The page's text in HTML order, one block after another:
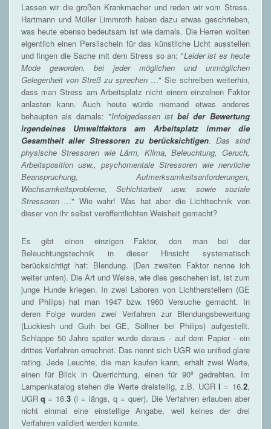
Lassen wir die großen Krankmacher und reden wir vom Stress.
Hartmann und Müller Limmroth haben dazu etwas geschrieben,
was heute ebenso bedeutsam ist wie damals. Die Herren wollten
eigentlich einen Persilschein für das künstliche Licht ausstellen
und fingen die Sache mit dem Stress so an: "Leider ist es heute
Mode geworden, bei jeder möglichen und unmöglichen
Gelegenheit von Streß zu sprechen…" Sie schreiben weiterhin,
dass man Stress am Arbeitsplatz nicht einem einzelnen Faktor
anlasten kann. Auch heute würde niemand etwas anderes
behaupten als damals: "Infolgedessen ist bei der Bewertung
irgendeines Umweltfaktors am Arbeitsplatz immer die
Gesamtheit aller Stressoren zu berücksichtigen. Das sind
physische Stressoren wie Lärm, Klima, Beleuchtung, Geruch,
Arbeitsposition usw., psychomentale Stressoren wie nervliche
Beanspruchung, Aufmerksamkeitsanforderungen,
Wachsamkeitsprobleme, Schichtarbeit usw. sowie soziale
Stressoren…" Wie wahr! Was hat aber die Lichttechnik von
dieser von ihr selbst veröffentlichten Weisheit gemacht?
Es gibt einen einzigen Faktor, den man bei der
Beleuchtungstechnik in dieser Hinsicht systematisch
berücksichtigt hat: Blendung. (Den zweiten Faktor nenne ich
weiter unten). Die Art und Weise, wie dies geschehen ist, ist zum
junge Hunde kriegen. In zwei Laboren von Lichtherstellern (GE
und Philips) hat man 1947 bzw. 1960 Versuche gemacht. In
deren Folge wurden zwei Verfahren zur Blendungsbewertung
(Luckiesh und Guth bei GE, Söllner bei Philips) aufgestellt.
Schlappe 50 Jahre später wurde daraus - auf dem Papier - ein
drittes Verfahren errechnet. Das nennt sich UGR wie unified glare
rating. Jede Leuchte, die man kaufen kann, erhält zwei Werte,
einen für Blick in Querrichtung, einen für 90º gedrehten. Im
Lampenkatalog stehen die Werte dreistellig, z.B. UGR l = 16.2,
UGR q = 16.3(l = längs, q = quer). Die Verfahren erlauben aber
nicht einmal eine einstellige Angabe, weil keines der drei
Verfahren validiert werden konnte.